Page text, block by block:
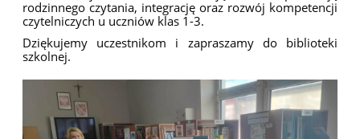
rodzinnego czytania, integrację oraz rozwój kompetencji
czytelniczych u uczniów klas 1-3.
Dziękujemy uczestnikom i zapraszamy do biblioteki
szkolnej.